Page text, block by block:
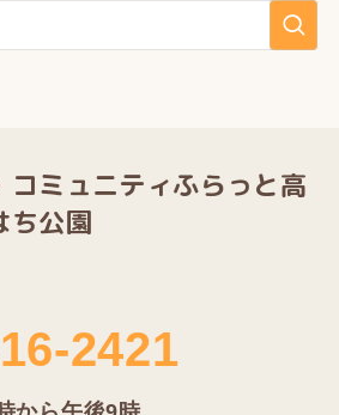
コミュニティふらっと高
ち公園
2421